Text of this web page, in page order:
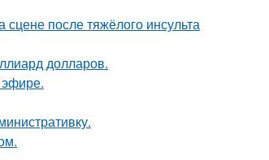
после тяжёлого инсульта
долларов.